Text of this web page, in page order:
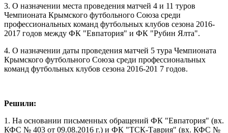
3. О назначении места проведения матчей 4 и 11 туров
Чемпионата Крымского футбольного Союза среди
профессиональных команд футбольных клубов сезона 2016-
2017 годов между ФК "Евпатория" и ФК "Рубин Ялта".
4. О назначении даты проведения матчей 5 тура Чемпионата
Крымского футбольного Союза среди профессиональных
команд футбольных клубов сезона 2016-201 7 годов.
Решили:
1. На основании письменных обращений ФК "Евпатория" (вх.
КФС № 403 от 09.08.2016 г.) и ФК "ТСК-Таврия" (вх. КФС №